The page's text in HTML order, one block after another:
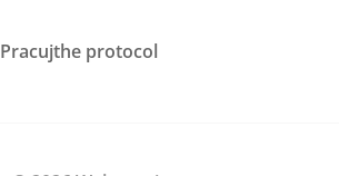
Pracujthe protocol